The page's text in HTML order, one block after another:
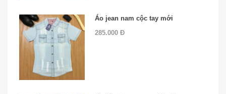
Áo jean nam cộc tay mới
285.000 Đ